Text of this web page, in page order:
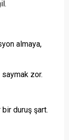
almaya,
saymak zor.
duruş şart.